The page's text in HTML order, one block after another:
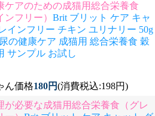
ケアのための成猫用総合栄養食
ンフリー） Brit ブリット ケア キャ
インフリー チキン ユリナリー 50g
の健康ケア 成猫用 総合栄養食 穀
サンプル お試し
ん価格180円(消費税込:198円)
が必要な成猫用総合栄養食（グレ